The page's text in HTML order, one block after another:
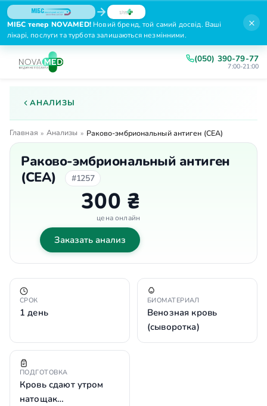
МІБС тепер NOVAMED!Новий бренд, той самий досвід. Ваші
лікарі, послуги та турбота залишаються незмінними.
×
(050) 390-79-77
7:00-21:00
АНАЛИЗЫ
Главная » Анализы » Раково-эмбриональный антиген (СЕА)
Раково-эмбриональный антиген
(СЕА)
#1257
300 ₴
цена онлайн
Заказать анализ
СРОК
1 день
БИОМАТЕРИАЛ
Венозная кровь
(сыворотка)
ПОДГОТОВКА
Кровь сдают утром
натощак…